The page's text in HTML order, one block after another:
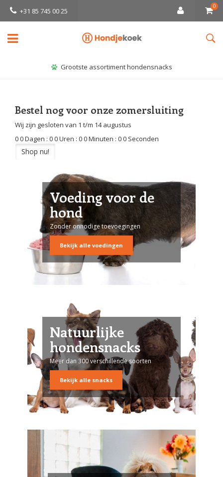
+31 85 745 00 25
0
Grootste assortiment hondensnacks
Bestel nog voor onze zomersluiting
Wij zijn gesloten van 1 t/m 14 augustus
00Dagen : 00Uren : 00Minuten : 00 Seconden
Shop nu!
Voeding voor de
hond
Zonder onnodige toevoegingen
Bekijk alle voedingen
Natuurlijke
hondensnacks
Meer dan 300 verschillende soorten
Bekijk alle snacks